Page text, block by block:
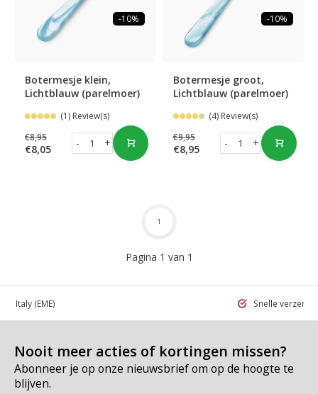
-10%
Botermesje klein,
Lichtblauw (parelmoer)
(1) Review(s)
€8,95
€8,05 +
-
-10%
Botermesje groot,
Lichtblauw (parelmoer)
(4) Review(s)
€9,95
€8,95 +
-
Pagina 1 van 1
1
in Italy (EME) Snelle
Nooit meer acties of kortingen missen?
Abonneer je op onze nieuwsbrief om op de hoogte te
blijven.